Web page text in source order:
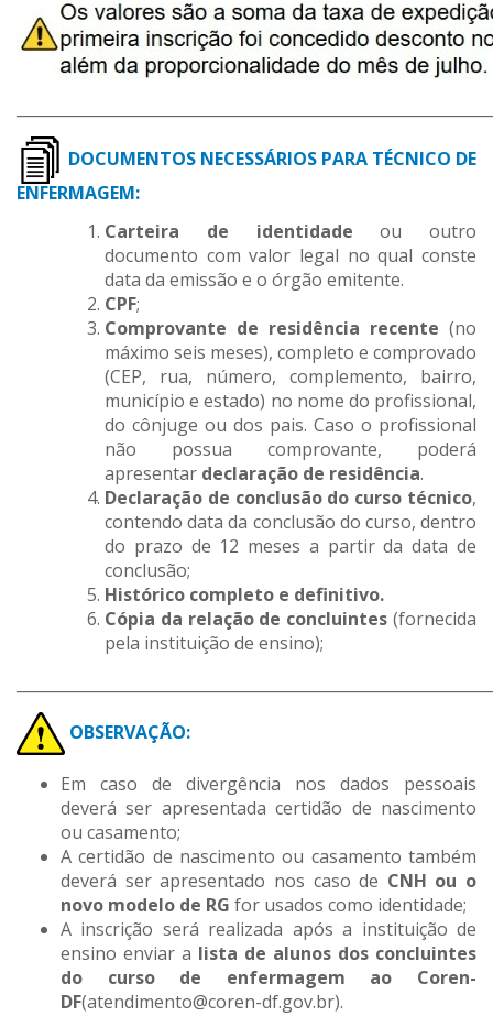
DOCUMENTOS NECESSÁRIOS PARA TÉCNICO DE
ENFERMAGEM:
Carteira de identidade ou outro
documento com valor legal no qual conste
data da emissão e o órgão emitente.
CPF;
Comprovante de residência recente (no
máximo seis meses), completo e comprovado
(CEP, rua, número, complemento, bairro,
município e estado) no nome do profissional,
do cônjuge ou dos pais. Caso o profissional
não possua comprovante, poderá
apresentar declaração de residência.
Declaração de conclusão do curso técnico,
contendo data da conclusão do curso, dentro
do prazo de 12 meses a partir da data de
conclusão;
Histórico completo e definitivo.
Cópia da relação de concluintes (fornecida
pela instituição de ensino);
OBSERVAÇÃO:
Em caso de divergência nos dados pessoais
deverá ser apresentada certidão de nascimento
ou casamento;
A certidão de nascimento ou casamento também
deverá ser apresentado nos caso de CNH ou o
novo modelo de RG for usados como identidade;
A inscrição será realizada após a instituição de
ensino enviar a lista de alunos dos concluintes
do curso de enfermagem ao Coren-
DF(atendimento@coren-df.gov.br).